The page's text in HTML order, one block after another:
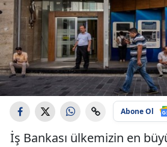
Abone Ol
İş Bankası ülkemizin en